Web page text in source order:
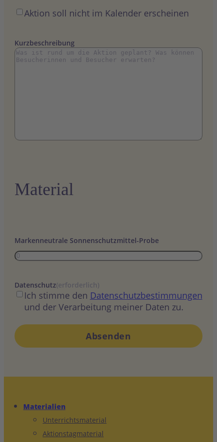
Öffentlich
Aktion soll nicht im Kalender erscheinen
Kurzbeschreibung
Material
Markenneutrale Sonnenschutzmittel-Probe
Datenschutz(erforderlich)
Ich stimme den Datenschutzbestimmungen
und der Verarbeitung meiner Daten zu.
Materialien
Unterrichtsmaterial
Aktionstagmaterial